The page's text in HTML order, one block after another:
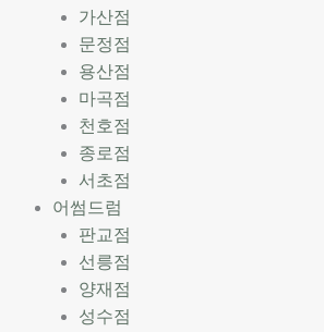
가산점
문정점
용산점
마곡점
천호점
종로점
서초점
어썸드럼
판교점
선릉점
양재점
성수점